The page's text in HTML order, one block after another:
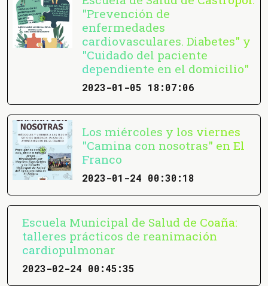
"Prevención de
enfermedades
cardiovasculares. Diabetes" y
"Cuidado del paciente
dependiente en el domicilio"
2023-01-05 18:07:06
Los miércoles y los viernes
"Camina con nosotras" en El
Franco
2023-01-24 00:30:18
Escuela Municipal de Salud de Coaña:
talleres prácticos de reanimación
cardiopulmonar
2023-02-24 00:45:35